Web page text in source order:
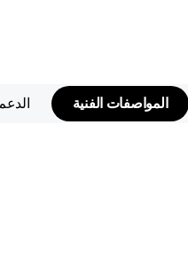
المواصفات الفنية